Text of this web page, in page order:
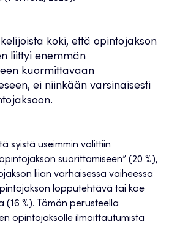
koki, että opintojakson
liittyi enemmän
kuormittavaan
ei niinkään varsinaisesti
syistä useimmin valittiin
suorittamiseen” (20 %),
liian varhaisessa vaiheessa
lopputehtävä tai koe
%). Tämän perusteella
opintojaksolle ilmoittautumista